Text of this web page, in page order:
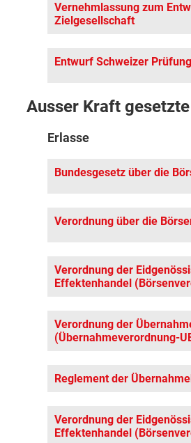
Vernehmlassung zum
Zielgesellschaft
Entwurf Schweizer
Ausser Kraft
Erlasse
Bundesgesetz über die
Verordnung über die
Verordnung der
Effektenhandel
Verordnung der
(Übernahmeverordnung-
Reglement der
Verordnung der
Effektenhandel